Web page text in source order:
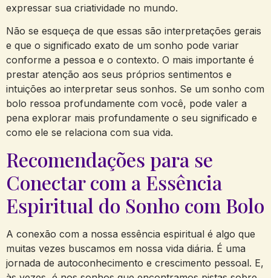
expressar sua ‌criatividade‍ no‍ mundo.
Não se esqueça ⁣de​ que essas ⁢são interpretações gerais
e ⁢que‍ o significado exato de um ⁤sonho pode variar
conforme a ⁤pessoa e o contexto. O mais ⁤importante ​é
prestar atenção aos seus ‌próprios sentimentos e
intuições ao interpretar seus sonhos. Se⁤ um sonho com
bolo ⁣ressoa profundamente com você, pode valer a
pena explorar mais profundamente o seu significado e
⁢como ele se⁢ relaciona com sua ​vida.
Recomendações para se‌
Conectar com ​a Essência⁣
Espiritual do Sonho com ​Bolo
A conexão com a‌ nossa essência espiritual é algo que
‍muitas vezes‍ buscamos​ em nossa vida diária. É uma
jornada de ‌autoconhecimento e crescimento pessoal. E,